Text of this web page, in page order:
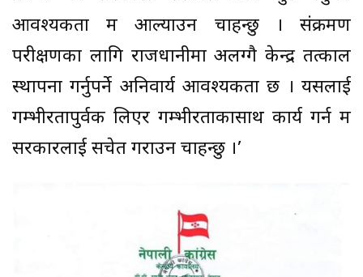
आवश्यकता म औंल्याउन चाहन्छु । संक्रमण
परीक्षणका लागि राजधानीमा अलग्गै केन्द्र तत्काल
स्थापना गर्नुपर्ने अनिवार्य आवश्यकता छ । यसलाई
गम्भीरतापुर्वक लिएर गम्भीरताकासाथ कार्य गर्न म
सरकारलाई सचेत गराउन चाहन्छु ।’